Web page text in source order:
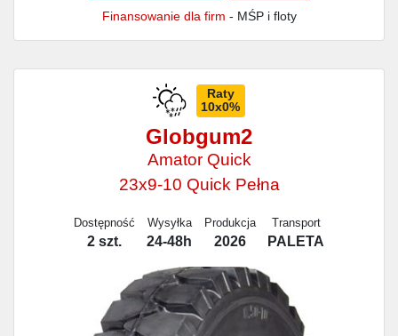
Finansowanie dla firm - MŚP i floty
Raty
10x0%
Globgum2
Amator Quick
23x9-10 Quick Pełna
Dostępność
2 szt.
Wysyłka
24-48h
Produkcja
2026
Transport
PALETA